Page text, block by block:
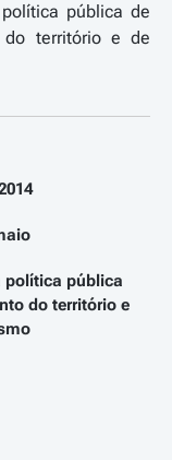
pública de
do território e de
política pública
do território e